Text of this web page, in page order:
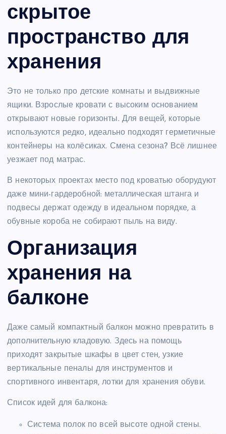
скрытое
пространство для
хранения
Это не только про детские комнаты и выдвижные
ящики. Взрослые кровати с высоким основанием
открывают новые горизонты. Для вещей, которые
используются редко, идеально подходят герметичные
контейнеры на колёсиках. Смена сезона? Всё лишнее
уезжает под матрас.
В некоторых проектах место под кроватью оборудуют
даже мини-гардеробной: металлическая штанга и
подвесы держат одежду в идеальном порядке, а
обувные короба не собирают пыль на виду.
Организация
хранения на
балконе
Даже самый компактный балкон можно превратить в
дополнительную кладовую. Здесь на помощь
приходят закрытые шкафы в цвет стен, узкие
вертикальные пеналы для инструментов и
спортивного инвентаря, лотки для хранения обуви.
Список идей для балкона:
Система полок по всей высоте одной стены.